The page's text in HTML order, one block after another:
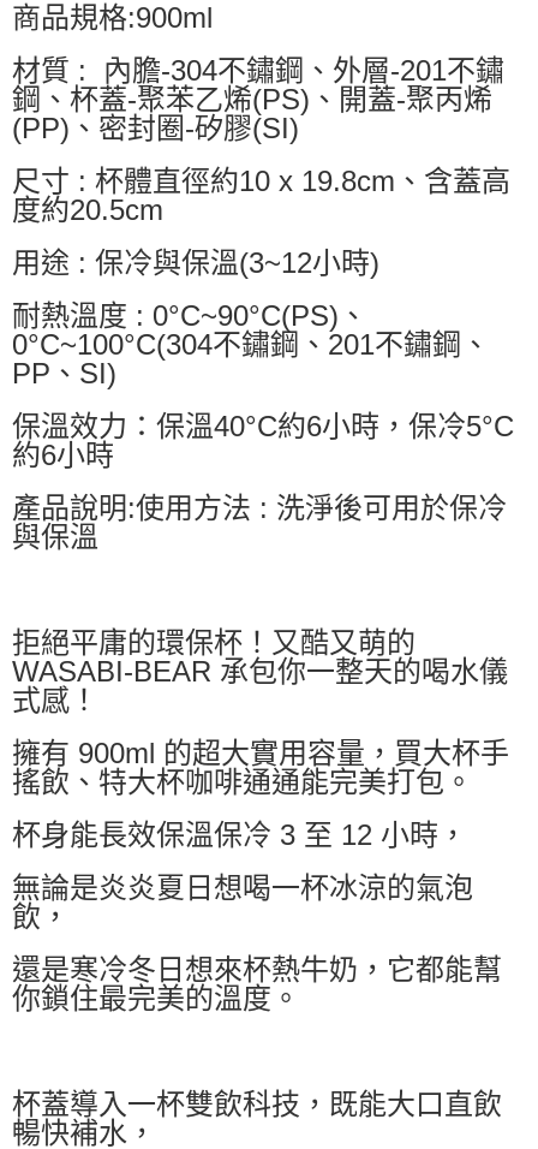
商品規格:900ml
材質 : 內膽-304不鏽鋼、外層-201不鏽
鋼、杯蓋-聚苯乙烯(PS)、開蓋-聚丙烯
(PP)、密封圈-矽膠(SI)
尺寸 : 杯體直徑約10 x 19.8cm、含蓋高
度約20.5cm
用途 : 保冷與保溫(3~12小時)
耐熱溫度 : 0°C~90°C(PS)、
0°C~100°C(304不鏽鋼、201不鏽鋼、
PP、SI)
保溫效力：保溫40°C約6小時，保冷5°C
約6小時
產品說明:使用方法 : 洗淨後可用於保冷
與保溫
拒絕平庸的環保杯！又酷又萌的
WASABI-BEAR 承包你一整天的喝水儀
式感！
擁有 900ml 的超大實用容量，買大杯手
搖飲、特大杯咖啡通通能完美打包。
杯身能長效保溫保冷 3 至 12 小時，
無論是炎炎夏日想喝一杯冰涼的氣泡
飲，
還是寒冷冬日想來杯熱牛奶，它都能幫
你鎖住最完美的溫度。
杯蓋導入一杯雙飲科技，既能大口直飲
暢快補水，